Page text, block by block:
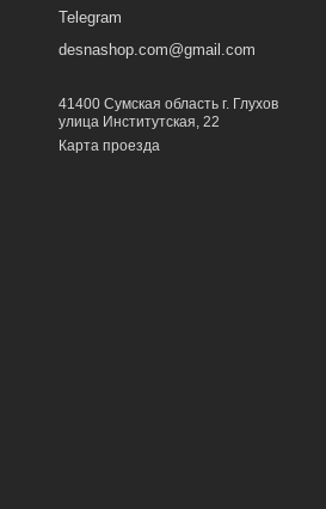
Telegram
desnashop.com@gmail.com
41400 Сумская область г. Глухов
улица Институтская, 22
Карта проезда